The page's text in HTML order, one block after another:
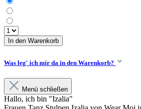
In den Warenkorb
Was leg' ich mir da in den Warenkorb?
Menü schließen
Hallo, ich bin "Izalia"